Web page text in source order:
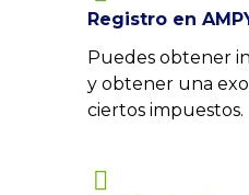
Registro en
Puedes obtener
y obtener una
ciertos impuestos.